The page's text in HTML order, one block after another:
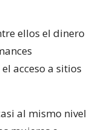
ellos el dinero
acceso a sitios
al mismo nivel